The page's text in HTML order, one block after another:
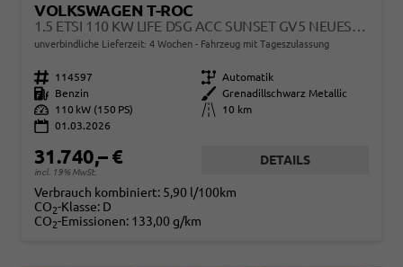
VOLKSWAGEN T-ROC
1.5 ETSI 110 KW LIFE DSG ACC SUNSET GV5 NEUES MODELL
unverbindliche Lieferzeit: 4 Wochen Fahrzeug mit Tageszulassung
Fahrzeugnr. 114597 Getriebe Automatik
Kraftstoff
Benzin Außenfarbe
Grenadillschwarz Metallic
Leistung
110 kW (150 PS) Kilometerstand
10 km
01.03.2026
31.740,– €
incl. 19% MwSt.
DETAILS
Verbrauch kombiniert: 5,90 l/100km
CO2-Klasse: D
CO2-Emissionen: 133,00 g/km